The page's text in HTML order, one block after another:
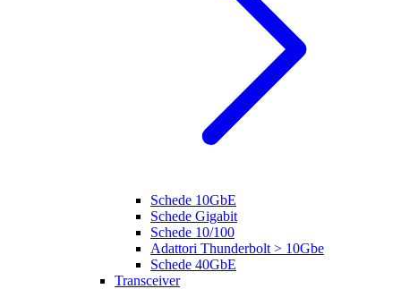
Schede 10GbE
Schede Gigabit
Schede 10/100
Adattori Thunderbolt > 10Gbe
Schede 40GbE
Transceiver